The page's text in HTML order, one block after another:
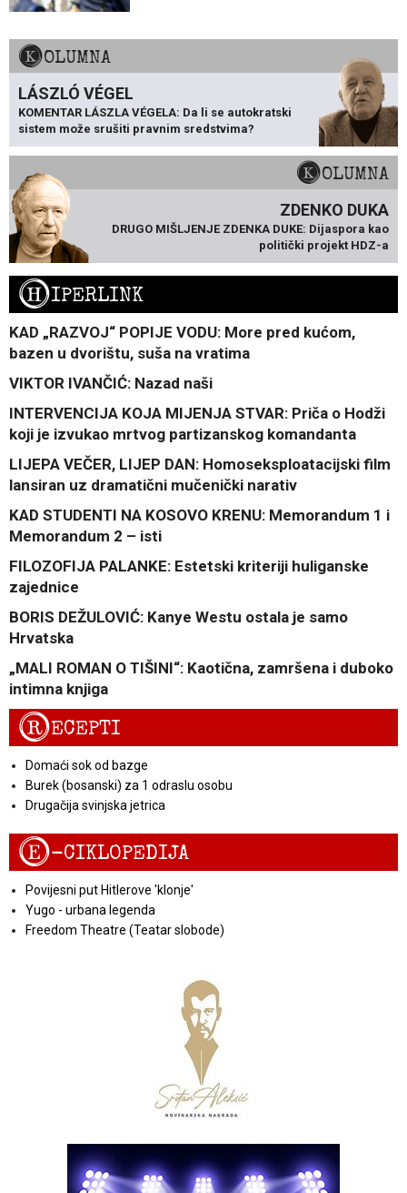
KOLUMNA
LÁSZLÓ VÉGEL
KOMENTAR LÁSZLA VÉGELA: Da li se autokratski
sistem može srušiti pravnim sredstvima?
KOLUMNA
ZDENKO DUKA
DRUGO MIŠLJENJE ZDENKA DUKE: Dijaspora kao
politički projekt HDZ-a
HIPERLINK
KAD „RAZVOJ“ POPIJE VODU: More pred kućom,
bazen u dvorištu, suša na vratima
VIKTOR IVANČIĆ: Nazad naši
INTERVENCIJA KOJA MIJENJA STVAR: Priča o Hodži
koji je izvukao mrtvog partizanskog komandanta
LIJEPA VEČER, LIJEP DAN: Homoseksploatacijski film
lansiran uz dramatični mučenički narativ
KAD STUDENTI NA KOSOVO KRENU: Memorandum 1 i
Memorandum 2 – isti
FILOZOFIJA PALANKE: Estetski kriteriji huliganske
zajednice
BORIS DEŽULOVIĆ: Kanye Westu ostala je samo
Hrvatska
„MALI ROMAN O TIŠINI“: Kaotična, zamršena i duboko
intimna knjiga
RECEPTI
Domaći sok od bazge
Burek (bosanski) za 1 odraslu osobu
Drugačija svinjska jetrica
E-CIKLOPEDIJA
Povijesni put Hitlerove 'klonje'
Yugo - urbana legenda
Freedom Theatre (Teatar slobode)